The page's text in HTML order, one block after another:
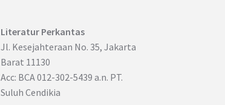
Literatur Perkantas
Jl. Kesejahteraan No. 35, Jakarta
Barat 11130
Acc: BCA 012-302-5439 a.n. PT.
Suluh Cendikia